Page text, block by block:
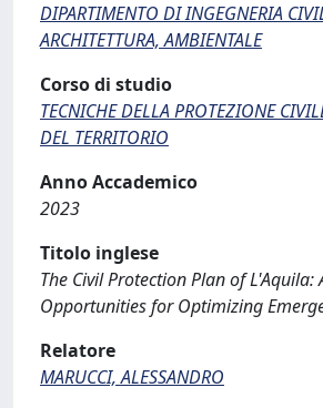
DIPARTIMENTO DI INGEGNERIA
ARCHITETTURA, AMBIENTALE
Corso di studio
TECNICHE DELLA PROTEZIONE
DEL TERRITORIO
Anno Accademico
2023
Titolo inglese
The Civil Protection Plan of L'Aquila:
Opportunities for Optimizing
Relatore
MARUCCI, ALESSANDRO